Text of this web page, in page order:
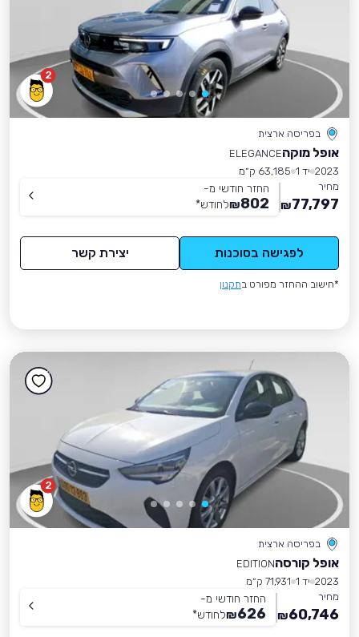
2
בפריסה ארצית
אופל מוקהELEGANCE
2023 יד 1
63,185 ק״מ
מחיר
77,797
₪
החזר חודשי מ-
802
₪לחודש*
לפגישה בסוכנות יצירת קשר
*חישוב ההחזר מפורט בתקנון
2
בפריסה ארצית
אופל קורסהEDITION
2023 יד 1
71,931 ק״מ
מחיר
60,746
₪
החזר חודשי מ-
626
₪לחודש*